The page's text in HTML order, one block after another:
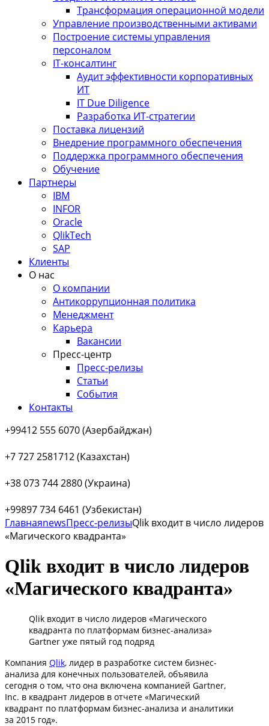
Трансформация операционной модели
Управление производственными активами
Построение системы управления
персоналом
IT-консалтинг
Аудит эффективности корпоративных
ИТ
IT Due Diligence
Разработка ИТ-стратегии
Поставка лицензий
Внедрение программного обеспечения
Поддержка программного обеспечения
Обучение
Партнеры
IBM
INFOR
Oracle
QlikTech
SAP
Клиенты
О нас
О компании
Антикоррупционная политика
Менеджмент
Карьера
Вакансии
Пресс-центр
Пресс-релизы
Статьи
События
Контакты
+99412 555 6070 (Азербайджан)
+7 727 2581712 (Казахстан)
+38 073 744 2880 (Украина)
+99897 734 6461 (Узбекистан)
ГлавнаяnewsПресс-релизыQlik входит в число лидеров
«Магического квадранта»
Qlik входит в число лидеров
«Магического квадранта»
Qlik входит в число лидеров «Магического
квадранта по платформам бизнес-анализа»
Gartner уже пятый год подряд
Компания Qlik, лидер в разработке систем бизнес-
анализа для конечных пользователей, объявила
сегодня о том, что она включена компанией Gartner,
Inc. в квадрант лидеров в отчете «Магический
квадрант по платформам бизнес-анализа и аналитики
за 2015 год».